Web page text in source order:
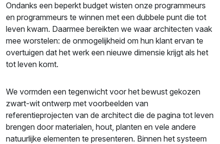
Ondanks een beperkt budget wisten onze programmeurs
en programmeurs te winnen met een dubbele punt die tot
leven kwam. Daarmee bereikten we waar architecten vaak
mee worstelen: de onmogelijkheid om hun klant ervan te
overtuigen dat het werk een nieuwe dimensie krijgt als het
tot leven komt.
We vormden een tegenwicht voor het bewust gekozen
zwart-wit ontwerp met voorbeelden van
referentieprojecten van de architect die de pagina tot leven
brengen door materialen, hout, planten en vele andere
natuurlijke elementen te presenteren. Binnen het systeem